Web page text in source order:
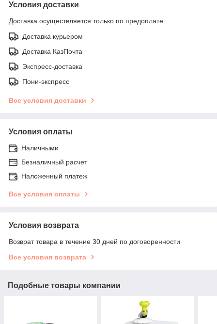
Условия доставки
Доставка осуществляется только по предоплате.
Доставка курьером
Доставка КазПочта
Экспресс-доставка
Пони-экспресс
Все условия доставки
Условия оплаты
Наличными
Безналичный расчет
Наложенный платеж
Все условия оплаты
Условия возврата
Возврат товара в течение 30 дней по договоренности
Все условия возврата
Подобные товары компании